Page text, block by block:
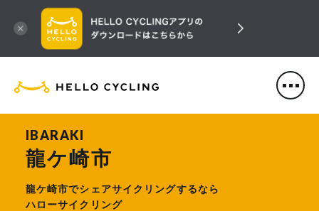
HELLO CYCLING（ハローサ
IBARAKI
龍ケ崎市
龍ケ崎市でシェアサイクリングするなら
ハローサイクリング